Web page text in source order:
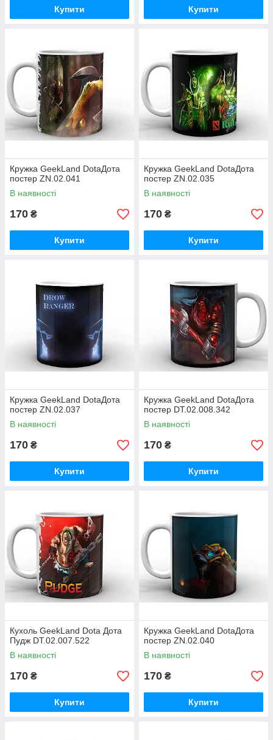
Купити Купити
Кружка GeekLand DotaДота
постер ZN.02.041
В наявності
170 ₴
Купити
Кружка GeekLand DotaДота
постер ZN.02.035
В наявності
170 ₴
Купити
Кружка GeekLand DotaДота
постер ZN.02.037
В наявності
170 ₴
Купити
Кружка GeekLand DotaДота
постер DT.02.008.342
В наявності
170 ₴
Купити
Кухоль GeekLand Dota Дота
Пудж DT.02.007.522
В наявності
170 ₴
Купити
Кружка GeekLand DotaДота
постер ZN.02.040
В наявності
170 ₴
Купити